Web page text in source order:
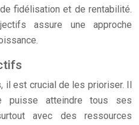
fidélisation et de rentabilité.
assure une approche
est crucial de les prioriser. Il
puisse atteindre tous ses
avec des ressources